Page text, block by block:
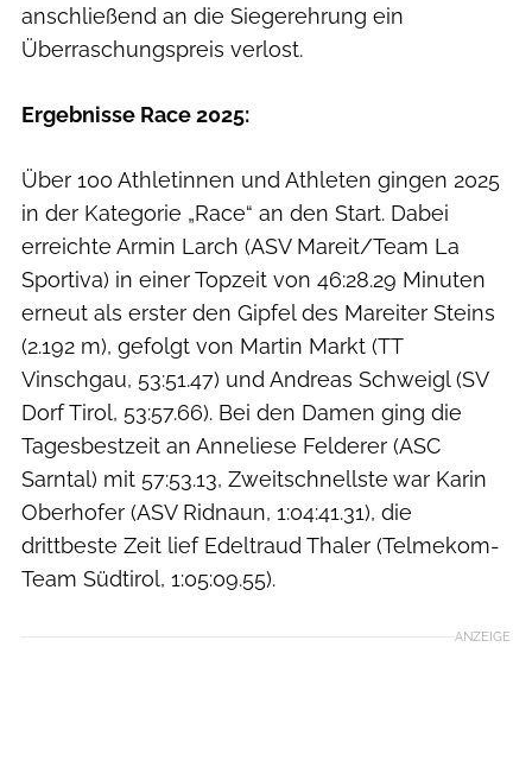
anschließend an die Siegerehrung ein
Überraschungspreis verlost.
Ergebnisse Race 2025:
Über 100 Athletinnen und Athleten gingen 2025
in der Kategorie „Race“ an den Start. Dabei
erreichte Armin Larch (ASV Mareit/Team La
Sportiva) in einer Topzeit von 46:28.29 Minuten
erneut als erster den Gipfel des Mareiter Steins
(2.192 m), gefolgt von Martin Markt (TT
Vinschgau, 53:51.47) und Andreas Schweigl (SV
Dorf Tirol, 53:57.66). Bei den Damen ging die
Tagesbestzeit an Anneliese Felderer (ASC
Sarntal) mit 57:53.13, Zweitschnellste war Karin
Oberhofer (ASV Ridnaun, 1:04:41.31), die
drittbeste Zeit lief Edeltraud Thaler (Telmekom-
Team Südtirol, 1:05:09.55).
ANZEIGE